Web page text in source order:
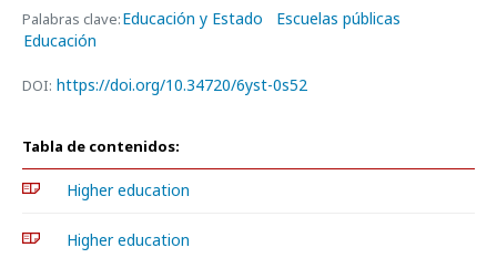
Palabras clave:Educación y Estado
Escuelas públicas
Educación
DOI: https://doi.org/10.34720/6yst-0s52
Tabla de contenidos:
Higher education
Higher education